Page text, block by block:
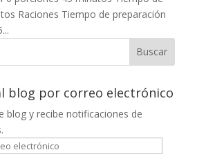
Raciones Tiempo de preparación
blog por correo electrónico
blog y recibe notificaciones de